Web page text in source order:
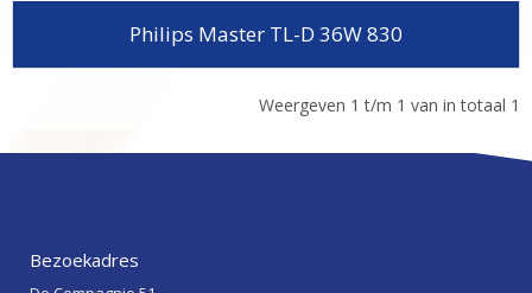
Philips Master TL-D 36W 830
Weergeven 1 t/m 1 van in totaal 1
Bezoekadres